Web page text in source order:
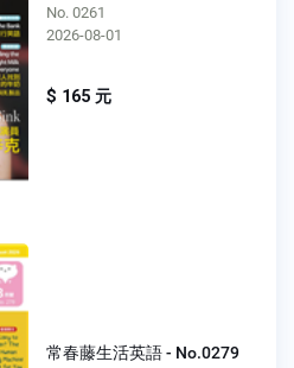
No. 0261
2026-08-01
$ 165 元
常春藤生活英語 - No.0279